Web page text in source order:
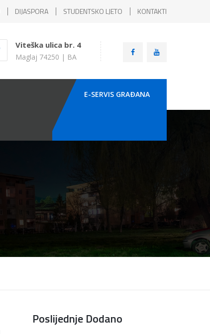
DIJASPORA STUDENTSKO LJETO KONTAKTI
Viteška ulica br. 4
Maglaj 74250 | BA
E-SERVIS GRAÐANA
Poslijednje Dodano